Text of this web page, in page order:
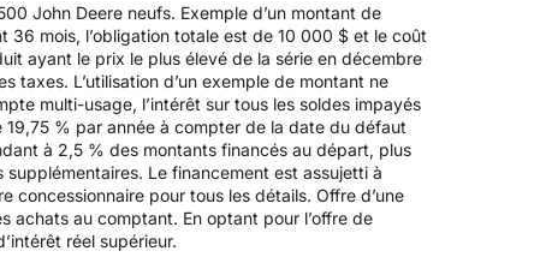
John Deere neufs. Exemple d’un montant de
36 mois, l’obligation totale est de 10 000 $ et le coût
ayant le prix le plus élevé de la série en décembre
L’utilisation d’un exemple de montant ne
multi-usage, l’intérêt sur tous les soldes impayés
% par année à compter de la date du défaut
à 2,5 % des montants financés au départ, plus
Le financement est assujetti à
concessionnaire pour tous les détails. Offre d’une
achats au comptant. En optant pour l’offre de
réel supérieur.